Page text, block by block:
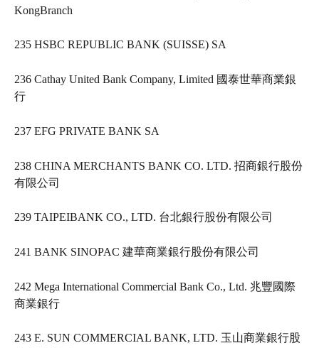
KongBranch
235 HSBC REPUBLIC BANK (SUISSE) SA
236 Cathay United Bank Company, Limited 國泰世華商業銀
行
237 EFG PRIVATE BANK SA
238 CHINA MERCHANTS BANK CO. LTD. 招商銀行股份
有限公司
239 TAIPEIBANK CO., LTD. 台北銀行股份有限公司
241 BANK SINOPAC 建華商業銀行股份有限公司
242 Mega International Commercial Bank Co., Ltd. 兆豐國際
商業銀行
243 E. SUN COMMERCIAL BANK, LTD. 玉山商業銀行股